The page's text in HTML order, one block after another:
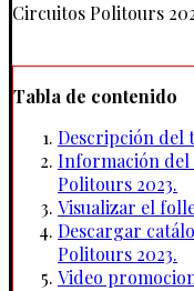
Circuitos Politours
Tabla de contenido
Descripción del
Información del
Politours 2023.
Visualizar el
Descargar
Politours 2023.
Video